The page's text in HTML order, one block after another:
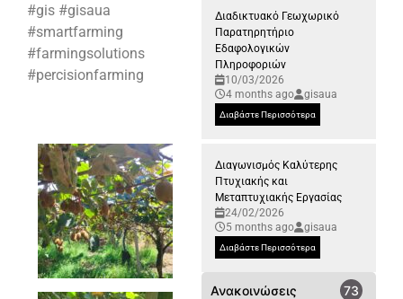
#gis #gisaua
#smartfarming
#farmingsolutions
#percisionfarming
Διαδικτυακό Γεωχωρικό
Παρατηρητήριο
Εδαφολογικών
Πληροφοριών
10/03/2026
4 months ago
gisaua
Διαβάστε Περισσότερα
Διαγωνισμός Καλύτερης
Πτυχιακής και
Μεταπτυχιακής Εργασίας
24/02/2026
5 months ago
gisaua
Διαβάστε Περισσότερα
Ανακοινώσεις 73